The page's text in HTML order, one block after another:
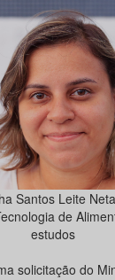
Santos Leite
de
estudos
solicitação do